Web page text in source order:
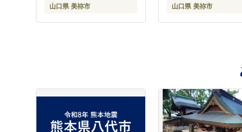
山口県 美祢市 山口県 美祢市